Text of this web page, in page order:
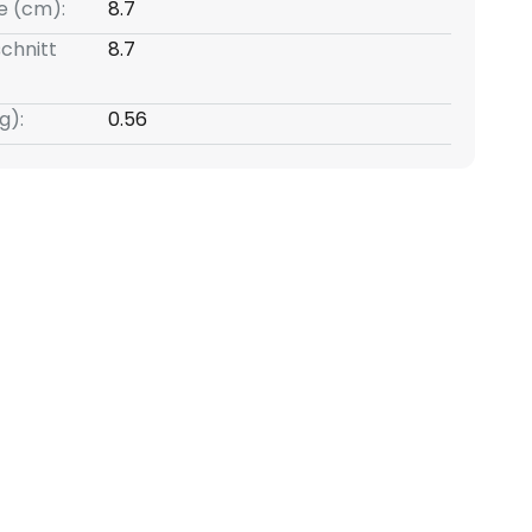
(cm):
8.7
8.7
0.56